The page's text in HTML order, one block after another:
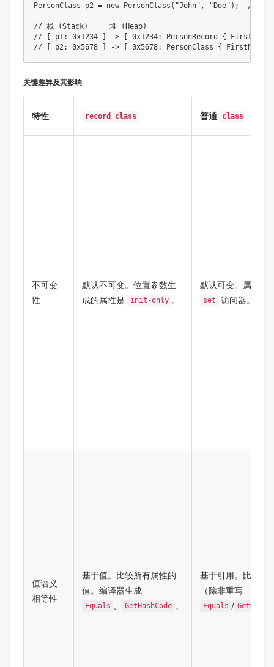
PersonClass p2 = new PersonClass("John", "Doe");  //
// 栈 (Stack)     堆 (Heap)
// [ p1: 0x1234 ] -> [ 0x1234: PersonRecord {
关键差异及其影响
特性 record class 普通 class
不可变
性
默认不可变。位置参数生
成的属性是
init-only 。
默认可变。属性通
set 访问器。
值语义
相等性
基于值。比较所有属性的
值。编译器生成
Equals GetHashCode 。
基于引用。比较内
（除非重写
Equals /